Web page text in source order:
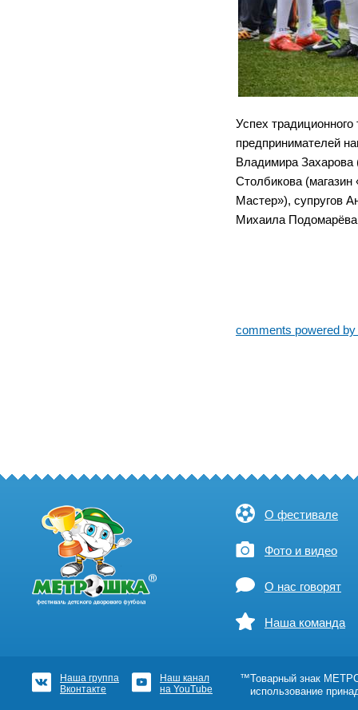
Успех
предпринимателей
Владимира Захарова
Столбикова (магазин
Мастер»), супругов
Михаила
comments powered
О фестивале
Фото и видео
О нас говорят
Наша команда
Наша группа
Вконтакте
Наш канал
на YouTube
™Товарный знак
использование